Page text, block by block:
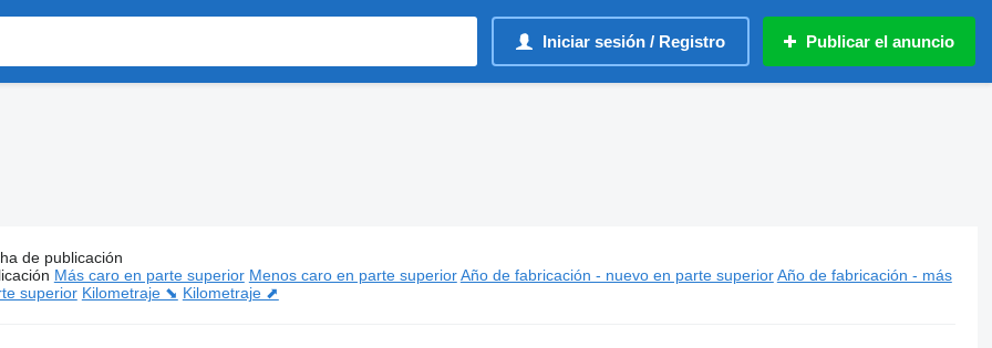
Iniciar sesión / Registro Publicar el anuncio
Scania volquetes
de publicación
Más caro en parte superior Menos caro en parte superior Año de fabricación - nuevo en parte superior Año de fabricación - más
superior Kilometraje ⬊ Kilometraje ⬈